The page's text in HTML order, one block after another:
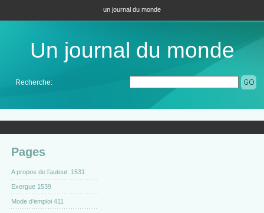
un journal du monde
Un journal du monde
Recherche:
Pages
A propos de l’auteur. 1531
Exergue 1539
Mode d’emploi 411